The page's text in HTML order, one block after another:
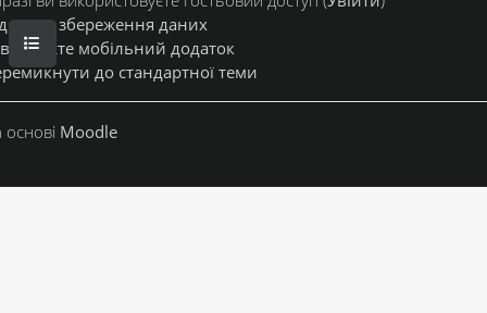
ВІДКРИТИЙ ПОКАЖЧИК КУРСУ
збереження даних
мобільний додаток
до стандартної теми
Moodle